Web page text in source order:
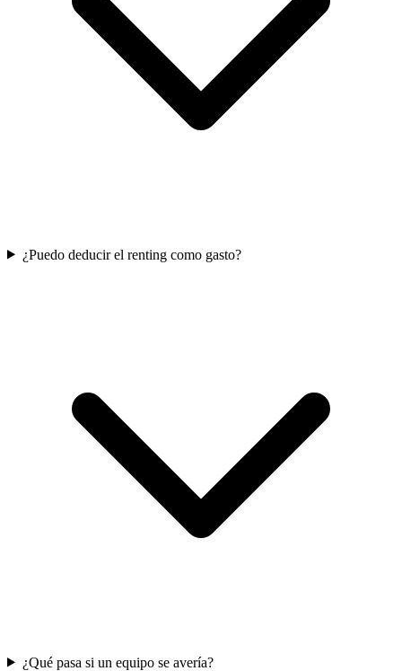
¿Puedo deducir el renting como gasto?
¿Qué pasa si un equipo se avería?